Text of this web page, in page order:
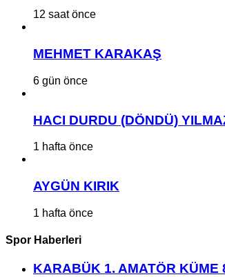
12 saat önce
MEHMET KARAKAŞ
6 gün önce
HACI DURDU (DÖNDÜ)
1 hafta önce
AYGÜN KIRIK
1 hafta önce
Spor Haberleri
KARABÜK 1. AMATÖR KÜME